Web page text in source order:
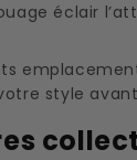
éclair
style